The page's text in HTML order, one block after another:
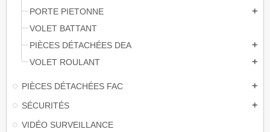
PORTE PIETONNE add
VOLET BATTANT
PIÈCES DÉTACHÉES DEA
add
VOLET ROULANT add
PIÈCES DÉTACHÉES FAC add
SÉCURITÉS add
VIDÉO SURVEILLANCE